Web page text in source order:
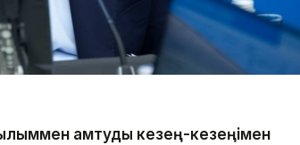
қамтуды кезең-кезеңімен